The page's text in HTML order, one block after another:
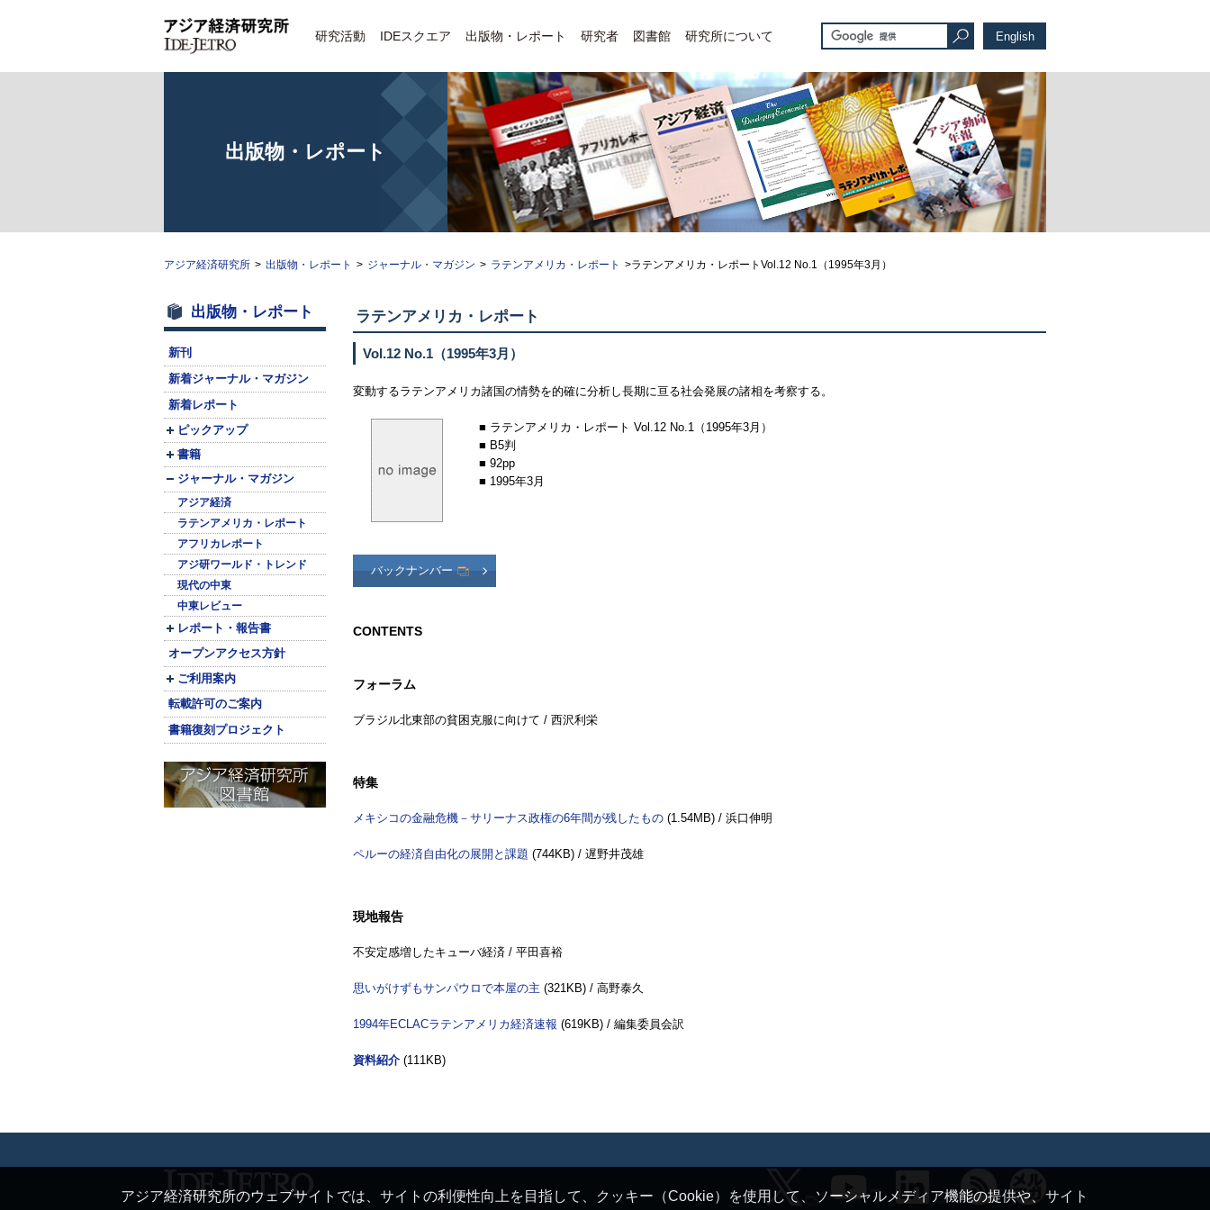
研究活動 IDEスクエア 出版物・レポート 研究者 図書館 研究所について English
出版物・レポート
アジア経済研究所 > 出版物・レポート > ジャーナル・マガジン > ラテンアメリカ・レポート >ラテンアメリカ・レポートVol.12 No.1（1995年3月）
出版物・レポート
新刊
新着ジャーナル・マガジン
新着レポート
ピックアップ
書籍
ジャーナル・マガジン
アジア経済
ラテンアメリカ・レポート
アフリカレポート
アジ研ワールド・トレンド
現代の中東
中東レビュー
レポート・報告書
オープンアクセス方針
ご利用案内
転載許可のご案内
書籍復刻プロジェクト
ラテンアメリカ・レポート
Vol.12 No.1 （1995年3月）
変動するラテンアメリカ諸国の情勢を的確に分析し長期に亘る社会発展の諸相を考察する。
■ ラテンアメリカ・レポート Vol.12 No.1（1995年3月）
■ B5判
■ 92pp
■ 1995年3月
バックナンバー
CONTENTS
フォーラム
ブラジル北東部の貧困克服に向けて / 西沢利栄
特集
メキシコの金融危機－サリーナス政権の6年間が残したもの (1.54MB) / 浜口伸明
ペルーの経済自由化の展開と課題 (744KB) / 遅野井茂雄
現地報告
不安定感増したキューバ経済 / 平田喜裕
思いがけずもサンパウロで本屋の主 (321KB) / 高野泰久
1994年ECLACラテンアメリカ経済速報 (619KB) / 編集委員会訳
資料紹介 (111KB)
アジア経済研究所のウェブサイトでは、サイトの利便性向上を目指して、クッキー（Cookie）を使用して、ソーシャルメディア機能の提供や、サイト